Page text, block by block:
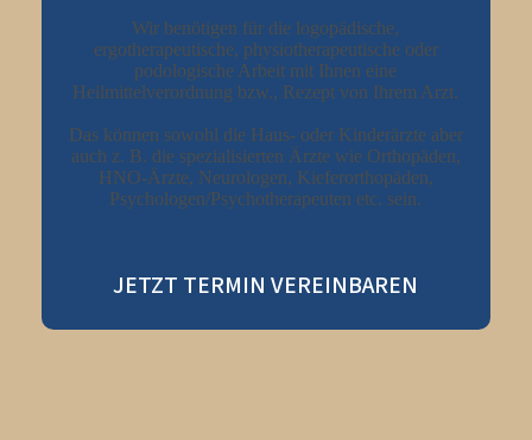
Wir benötigen für die logopädische,
ergotherapeutische, physiotherapeutische oder
podologische Arbeit mit Ihnen eine
Heilmittelverordnung bzw., Rezept von Ihrem Arzt.
Das können sowohl die Haus- oder Kinderärzte aber
auch z. B. die spezialisierten Ärzte wie Orthopäden,
HNO-Ärzte, Neurologen, Kieferorthopäden,
Psychologen/Psychotherapeuten etc. sein.
JETZT TERMIN VEREINBAREN